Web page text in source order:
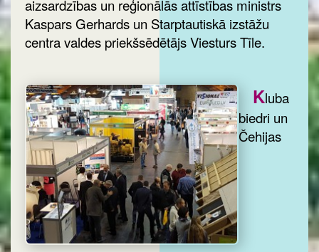
aizsardzības un reģionālās attīstības ministrs
Kaspars Gerhards un Starptautiskā izstāžu
centra valdes priekšsēdētājs Viesturs Tīle.
Kluba
biedri un
Čehijas